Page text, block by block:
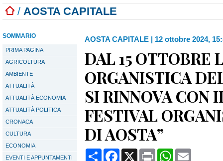
/ AOSTA CAPITALE
SOMMARIO
PRIMA PAGINA
AGRICOLTURA
AMBIENTE
ATTUALITÀ
ATTUALITÀ ECONOMIA
ATTUALITÀ POLITICA
CRONACA
CULTURA
ECONOMIA
EVENTI E APPUNTAMENTI
AOSTA CAPITALE | 12 ottobre 2024,
DAL 15 OTTOBRE
ORGANISTICA
SI RINNOVA CON
FESTIVAL
DI AOSTA”
CondividiFacebook
X Print WhatsApp